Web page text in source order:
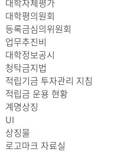
대학자체평가
대학평의원회
등록금심의위원회
업무추진비
대학정보공시
청탁금지법
적립기금 투자관리 지침
적립금 운용 현황
계명상징
UI
상징물
로고마크 자료실